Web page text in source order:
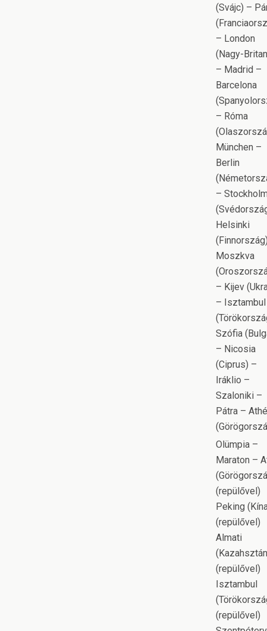
(Svájc) –
– London
(Nagy-
– Madrid –
Barcelona
– Róma
München –
Berlin
–
Helsinki
Moszkva
– Kijev
– Isztambul
Szófia
– Nicosia
(Ciprus) –
Iráklio –
Szaloniki –
Pátra –
Olümpia –
Maraton –
(repülővel)
Peking
(repülővel)
Almati
(repülővel)
Isztambul
(repülővel)